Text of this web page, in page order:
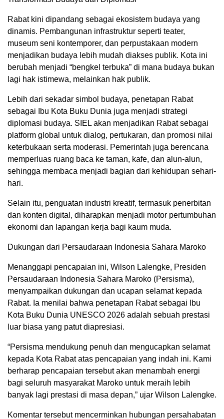
Rabat kini dipandang sebagai ekosistem budaya yang
dinamis. Pembangunan infrastruktur seperti teater,
museum seni kontemporer, dan perpustakaan modern
menjadikan budaya lebih mudah diakses publik. Kota ini
berubah menjadi “bengkel terbuka” di mana budaya bukan
lagi hak istimewa, melainkan hak publik.
Lebih dari sekadar simbol budaya, penetapan Rabat
sebagai Ibu Kota Buku Dunia juga menjadi strategi
diplomasi budaya. SIEL akan menjadikan Rabat sebagai
platform global untuk dialog, pertukaran, dan promosi nilai
keterbukaan serta moderasi. Pemerintah juga berencana
memperluas ruang baca ke taman, kafe, dan alun-alun,
sehingga membaca menjadi bagian dari kehidupan sehari-
hari.
Selain itu, penguatan industri kreatif, termasuk penerbitan
dan konten digital, diharapkan menjadi motor pertumbuhan
ekonomi dan lapangan kerja bagi kaum muda.
Dukungan dari Persaudaraan Indonesia Sahara Maroko
Menanggapi pencapaian ini, Wilson Lalengke, Presiden
Persaudaraan Indonesia Sahara Maroko (Persisma),
menyampaikan dukungan dan ucapan selamat kepada
Rabat. Ia menilai bahwa penetapan Rabat sebagai Ibu
Kota Buku Dunia UNESCO 2026 adalah sebuah prestasi
luar biasa yang patut diapresiasi.
“Persisma mendukung penuh dan mengucapkan selamat
kepada Kota Rabat atas pencapaian yang indah ini. Kami
berharap pencapaian tersebut akan menambah energi
bagi seluruh masyarakat Maroko untuk meraih lebih
banyak lagi prestasi di masa depan,” ujar Wilson Lalengke.
Komentar tersebut mencerminkan hubungan persahabatan